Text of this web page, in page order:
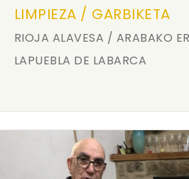
LIMPIEZA / GARBIKETA
RIOJA ALAVESA / ARABAKO
LAPUEBLA DE LABARCA